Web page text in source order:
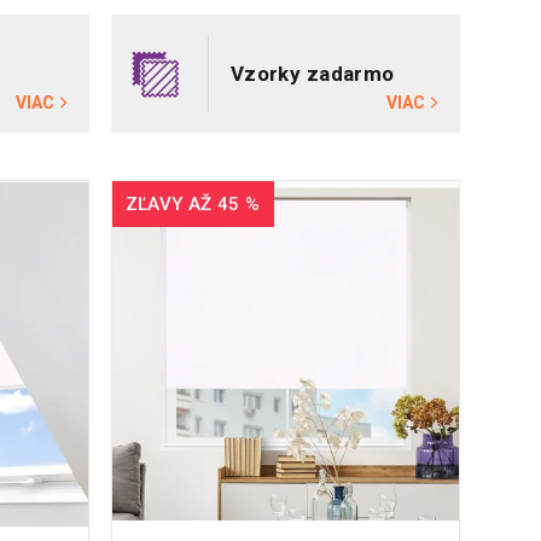
ZĽAVY AŽ 45 %
VIAC
Vzorky zadarmo
VIAC